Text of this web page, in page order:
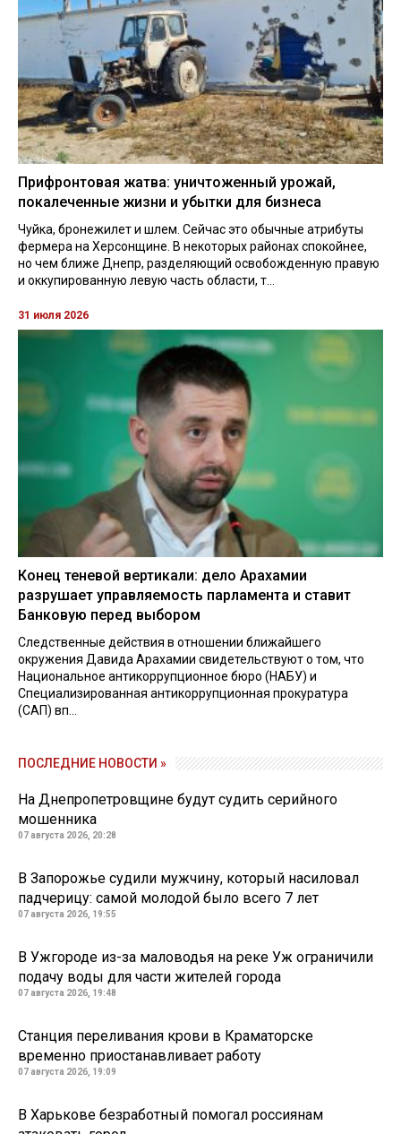
Прифронтовая жатва: уничтоженный урожай,
покалеченные жизни и убытки для бизнеса
Чуйка, бронежилет и шлем. Сейчас это обычные атрибуты
фермера на Херсонщине. В некоторых районах спокойнее,
но чем ближе Днепр, разделяющий освобожденную правую
и оккупированную левую часть области, т...
31 июля 2026
Конец теневой вертикали: дело Арахамии
разрушает управляемость парламента и ставит
Банковую перед выбором
Следственные действия в отношении ближайшего
окружения Давида Арахамии свидетельствуют о том, что
Национальное антикоррупционное бюро (НАБУ) и
Специализированная антикоррупционная прокуратура
(САП) вп...
ПОСЛЕДНИЕ НОВОСТИ »
На Днепропетровщине будут судить серийного
мошенника
07 августа 2026, 20:28
В Запорожье судили мужчину, который насиловал
падчерицу: самой молодой было всего 7 лет
07 августа 2026, 19:55
В Ужгороде из-за маловодья на реке Уж ограничили
подачу воды для части жителей города
07 августа 2026, 19:48
Станция переливания крови в Краматорске
временно приостанавливает работу
07 августа 2026, 19:09
В Харькове безработный помогал россиянам